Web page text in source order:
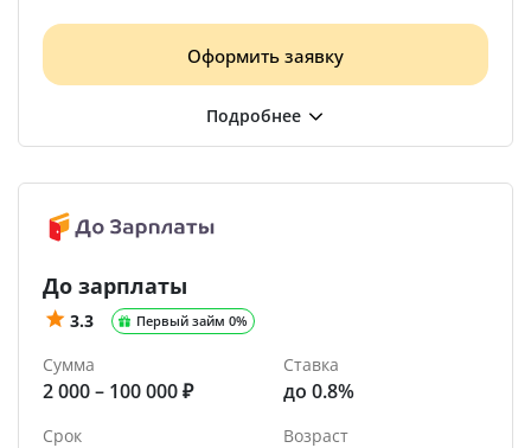
Оформить заявку
До зарплаты
3.3 Первый займ 0%
Сумма
2 000 – 100 000 ₽
Ставка
до 0.8%
Срок Возраст